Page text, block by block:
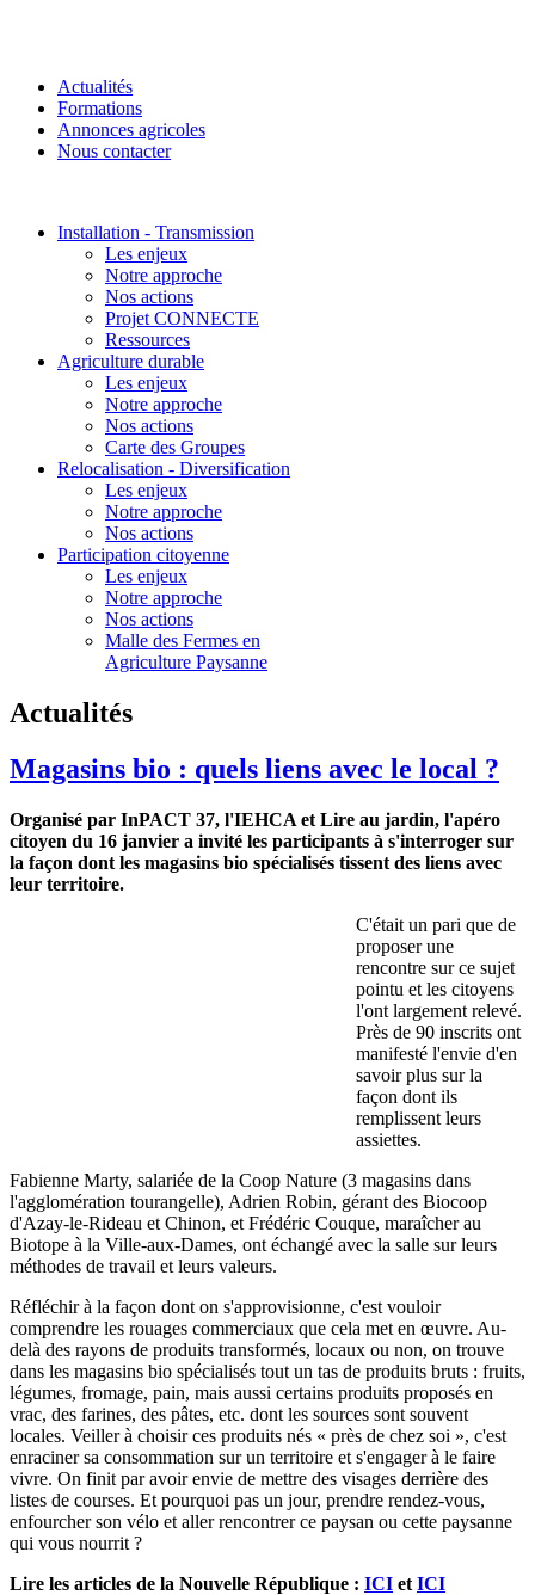
Actualités
Formations
Annonces agricoles
Nous contacter
Installation - Transmission
Les enjeux
Notre approche
Nos actions
Projet CONNECTE
Ressources
Agriculture durable
Les enjeux
Notre approche
Nos actions
Carte des Groupes
Relocalisation - Diversification
Les enjeux
Notre approche
Nos actions
Participation citoyenne
Les enjeux
Notre approche
Nos actions
Malle des Fermes en
Agriculture Paysanne
Actualités
Magasins bio : quels liens avec le local ?
Organisé par InPACT 37, l'IEHCA et Lire au jardin, l'apéro
citoyen du 16 janvier a invité les participants à s'interroger sur
la façon dont les magasins bio spécialisés tissent des liens avec
leur territoire.
C'était un pari que de
proposer une
rencontre sur ce sujet
pointu et les citoyens
l'ont largement relevé.
Près de 90 inscrits ont
manifesté l'envie d'en
savoir plus sur la
façon dont ils
remplissent leurs
assiettes.
Fabienne Marty, salariée de la Coop Nature (3 magasins dans
l'agglomération tourangelle), Adrien Robin, gérant des Biocoop
d'Azay-le-Rideau et Chinon, et Frédéric Couque, maraîcher au
Biotope à la Ville-aux-Dames, ont échangé avec la salle sur leurs
méthodes de travail et leurs valeurs.
Réfléchir à la façon dont on s'approvisionne, c'est vouloir
comprendre les rouages commerciaux que cela met en œuvre. Au-
delà des rayons de produits transformés, locaux ou non, on trouve
dans les magasins bio spécialisés tout un tas de produits bruts : fruits,
légumes, fromage, pain, mais aussi certains produits proposés en
vrac, des farines, des pâtes, etc. dont les sources sont souvent
locales. Veiller à choisir ces produits nés « près de chez soi », c'est
enraciner sa consommation sur un territoire et s'engager à le faire
vivre. On finit par avoir envie de mettre des visages derrière des
listes de courses. Et pourquoi pas un jour, prendre rendez-vous,
enfourcher son vélo et aller rencontrer ce paysan ou cette paysanne
qui vous nourrit ?
Lire les articles de la Nouvelle République : ICI et ICI